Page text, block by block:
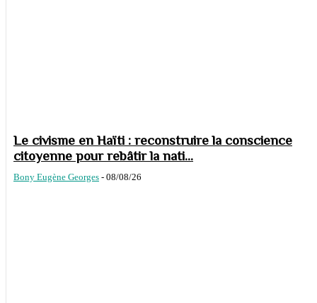
Le civisme en Haïti : reconstruire la conscience
citoyenne pour rebâtir la nati...
Bony Eugène Georges - 08/08/26